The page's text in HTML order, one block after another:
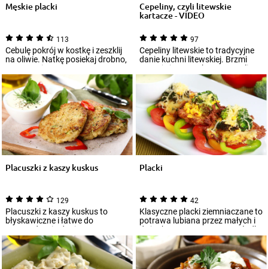
Męskie placki
113
Cebulę pokrój w kostkę i zeszklij
na oliwie. Natkę posiekaj drobno,
ser zetrzyj na tarce...
Cepeliny, czyli litewskie
kartacze - VIDEO
97
Cepeliny litewskie to tradycyjne
danie kuchni litewskiej. Brzmi
poważnie? Bez obawy! Cepeliny
lit...
Placuszki z kaszy kuskus
129
Placuszki z kaszy kuskus to
błyskawiczne i łatwe do
przyrządzenia danie, w sam raz
na obiad lub k...
Placki
42
Klasyczne placki ziemniaczane to
potrawa lubiana przez małych i
dużych. Serwowane są na słodko
i...